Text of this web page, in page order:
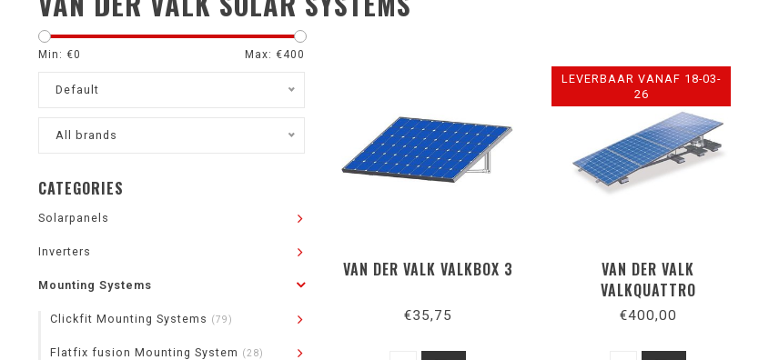
Min: €0 Max: €400
Default
All brands
CATEGORIES
Solarpanels
Inverters
Mounting Systems
Clickfit Mounting Systems (79)
Flatfix fusion Mounting System (28)
VAN DER VALK VALKBOX 3
€35,75
LEVERBAAR VANAF 18-03-
26
VAN DER VALK
VALKQUATTRO
€400,00